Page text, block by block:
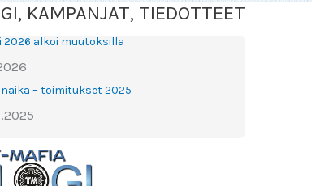
KAMPANJAT, TIEDOTTEET
2026 alkoi muutoksilla
– toimitukset 2025